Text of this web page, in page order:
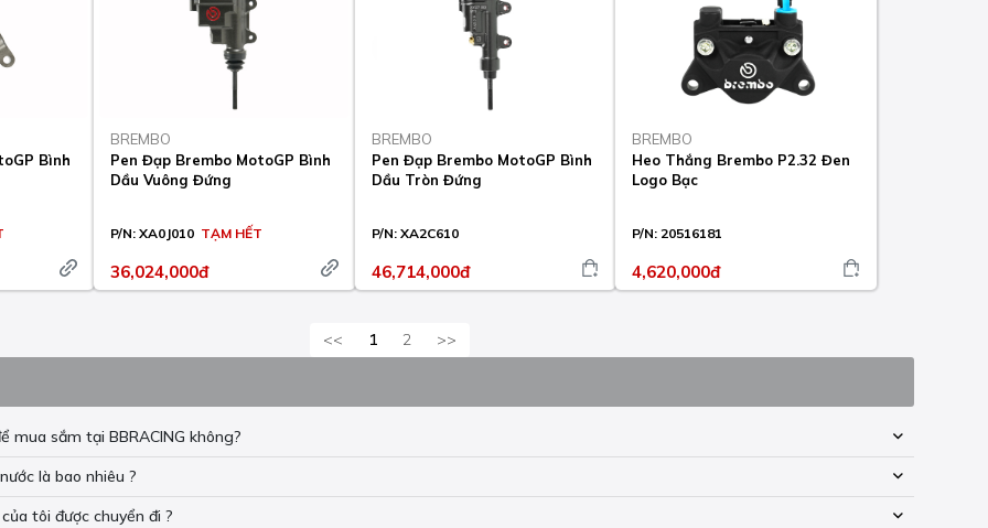
Bình
BREMBO
Pen Đạp Brembo MotoGP Bình
Dầu Vuông Đứng
P/N: XA0J010 TẠM HẾT
36,024,000đ
BREMBO
Pen Đạp Brembo MotoGP Bình
Dầu Tròn Đứng
P/N: XA2C610
46,714,000đ
BREMBO
Heo Thắng Brembo P2.32 Đen
Logo Bạc
P/N: 20516181
4,620,000đ
<< 1 2 >>
mua sắm tại BBRACING không?
là bao nhiêu ?
tôi được chuyển đi ?